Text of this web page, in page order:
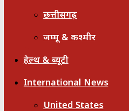
छत्तीसगढ़
जम्मू & कश्मीर
हेल्थ & ब्यूटी
International News
United States